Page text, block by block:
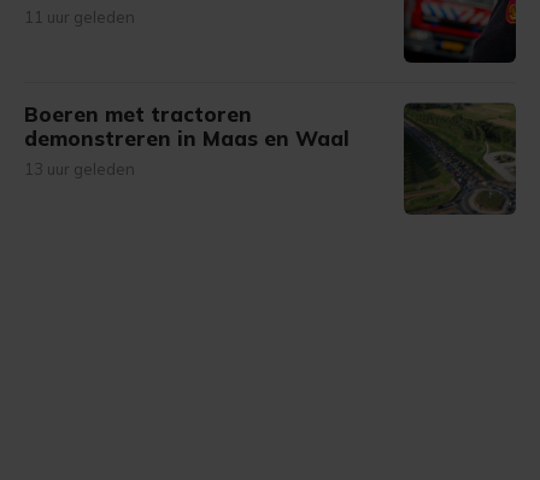
11 uur geleden
Boeren met tractoren
demonstreren in Maas en Waal
13 uur geleden